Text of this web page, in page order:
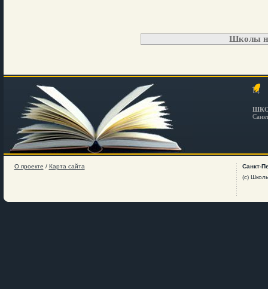
Школы
О проекте / Карта сайта
Санкт-
(c)